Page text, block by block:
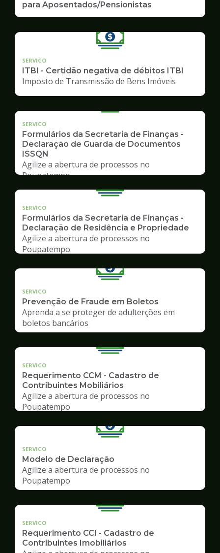
para Aposentados/Pensionistas
SERVICO
ITBI - Certidão negativa de débitos ITBI
Imposto de Transmissão de Bens Imóveis
SERVICO
Formulários da Secretaria de Finanças -
Declaração de Guarda de Documentos
ISSQN
Agilize a abertura de processos no
Poupatempo
SERVICO
Formulários da Secretaria de Finanças -
Declaração de Residência e Propriedade
Agilize a abertura de processos no
Poupatempo
SERVICO
Prevenção de Fraude em Boletos
Aprenda a se proteger de adulterções em
boletos bancários
SERVICO
Requerimento CCM - Cadastro de
Contribuintes Mobiliários
Agilize a abertura de processos no
Poupatempo
SERVICO
Modelo de Declaração
Agilize a abertura de processos no
Poupatempo
SERVICO
Requerimento CCI - Cadastro de
Contribuintes Imobiliários